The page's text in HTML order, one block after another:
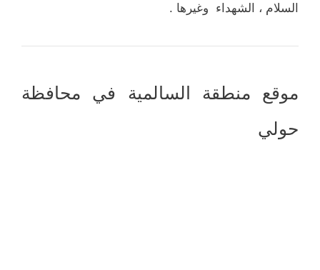
السلام ، الشهداء وغيرها .
موقع منطقة السالمية في محافظة
حولي